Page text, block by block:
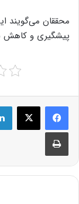
محققان می‌گویند
پیشگیری و کاهش
Print